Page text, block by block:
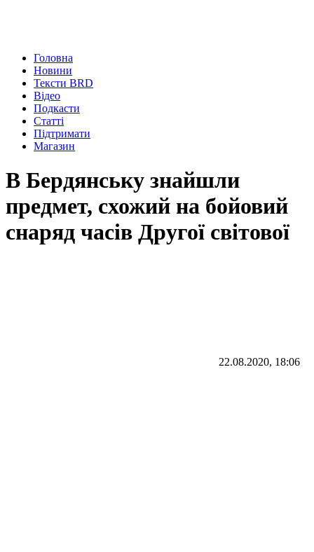
Головна
Новини
Тексти BRD
Відео
Подкасти
Статті
Підтримати
Магазин
В Бердянську знайшли
предмет, схожий на бойовий
снаряд часів Другої світової
22.08.2020, 18:06